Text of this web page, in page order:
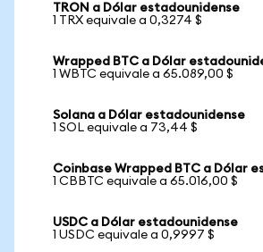
TRON a Dólar estadounidense
1 TRX equivale a 0,3274 $
Wrapped BTC a Dólar
1 WBTC equivale a 65.089,00 $
Solana a Dólar estadounidense
1 SOL equivale a 73,44 $
Coinbase Wrapped BTC a Dólar
1 CBBTC equivale a 65.016,00 $
USDC a Dólar estadounidense
1 USDC equivale a 0,9997 $